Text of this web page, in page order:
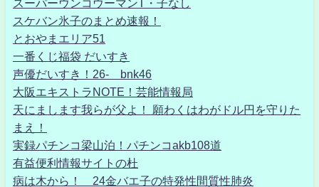
スーパーウンコウーマンT・子なし
スケバン氷子のまとめ速報！
とおやまエリア51
一番くじ福袋 だいすき
声優だいすき！26- bnk46
大阪エキストラNOTE！芸能情報局
天にまします我らが父よ！ 願わくはわがドル円を守りた
まえ！
実録パチンコ梁山泊！パチンコakb108道
有益便利情報サイトの杜
病は木から！ 24金バエ子の特発性間質性肺炎